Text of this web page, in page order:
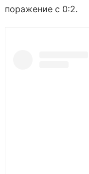
поражение с 0:2.